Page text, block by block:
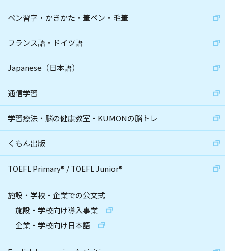
ペン習字・かきかた・筆ペン・毛筆
フランス語・ドイツ語
Japanese（日本語）
通信学習
学習療法・脳の健康教室・KUMONの脳トレ
くもん出版
TOEFL Primary® /TOEFL Junior®
施設・学校・企業での公文式
施設・学校向け導入事業
企業・学校向け日本語